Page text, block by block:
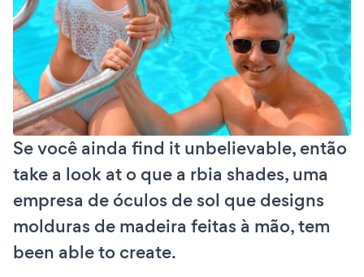
Se você ainda find it unbelievable, então
take a look at o que a rbia shades, uma
empresa de óculos de sol que designs
molduras de madeira feitas à mão, tem
been able to create.